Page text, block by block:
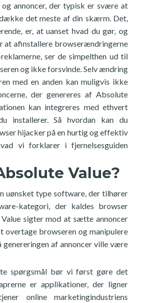
og annoncer, der typisk er svære at
det meste af din skærm. Det,
er, at uanset hvad du gør, og
at afinstallere browserændringerne
ser de simpelthen ud til
og ikke forsvinde. Selv ændring
med en anden kan muligvis ikke
der genereres af Absolute
kan integreres med ethvert
installerer. Så hvordan kan du
hijacker på en hurtig og effektiv
vi forklarer i fjernelsesguiden
Value?
uønsket type software, der tilhører
kategori, der kaldes browser
sigter mod at sætte annoncer
overtage browseren og manipulere
genereringen af annoncer ville være
spørgsmål bør vi først gøre det
er applikationer, der ligner
online marketingindustriens